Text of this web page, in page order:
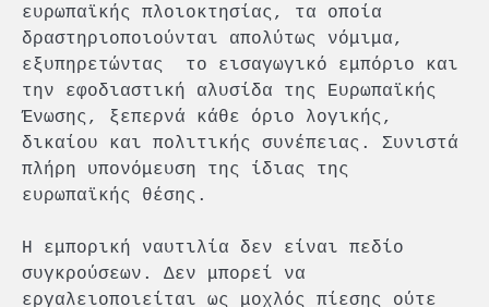
ευρωπαϊκής πλοιοκτησίας, τα οποία
δραστηριοποιούνται απολύτως νόμιμα,
εξυπηρετώντας το εισαγωγικό εμπόριο και
την εφοδιαστική αλυσίδα της Ευρωπαϊκής
Ένωσης, ξεπερνά κάθε όριο λογικής,
δικαίου και πολιτικής συνέπειας. Συνιστά
πλήρη υπονόμευση της ίδιας της
ευρωπαϊκής θέσης.
Η εμπορική ναυτιλία δεν είναι πεδίο
συγκρούσεων. Δεν μπορεί να
εργαλειοποιείται ως μοχλός πίεσης ούτε